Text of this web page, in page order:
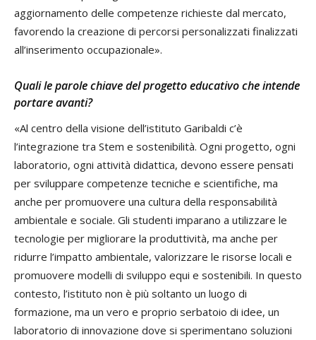
aggiornamento delle competenze richieste dal mercato,
favorendo la creazione di percorsi personalizzati finalizzati
all’inserimento occupazionale».
Quali le parole chiave del progetto educativo che intende
portare avanti?
«Al centro della visione dell’istituto Garibaldi c’è
l’integrazione tra Stem e sostenibilità. Ogni progetto, ogni
laboratorio, ogni attività didattica, devono essere pensati
per sviluppare competenze tecniche e scientifiche, ma
anche per promuovere una cultura della responsabilità
ambientale e sociale. Gli studenti imparano a utilizzare le
tecnologie per migliorare la produttività, ma anche per
ridurre l’impatto ambientale, valorizzare le risorse locali e
promuovere modelli di sviluppo equi e sostenibili. In questo
contesto, l’istituto non è più soltanto un luogo di
formazione, ma un vero e proprio serbatoio di idee, un
laboratorio di innovazione dove si sperimentano soluzioni